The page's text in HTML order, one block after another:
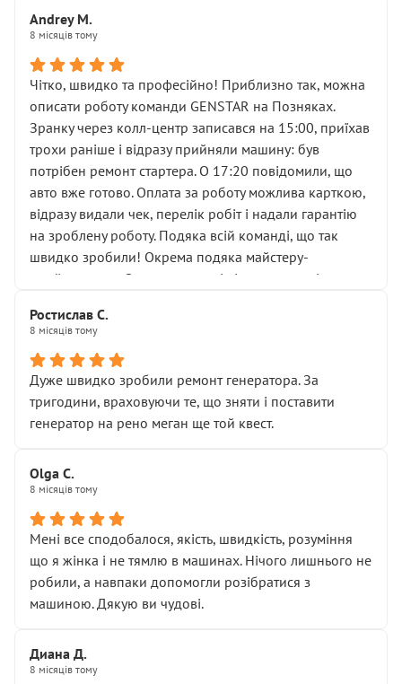
Для людини, яка хоча б трохи розуміється на техніці,
це звучить як мінімум непрофесійно, а як максимум —
спроба продати дорогий вузол замість елементарних
ущільнювачів.
Що прикро — це не перший мій візит. Раніше міняв у
вас стартер, і тоді сервіс наче справив хороше
враження. Але згодом знайшов декілька гайок під
лобовим склом. Мені пояснили, що це “старі гайки, які
відкручували”, і попросили не хвилюватися. ( надіюсь
новий власник, не застяг в полі))
Але після нинішнього візиту такі дрібниці вже не
здаються дрібницями.
Я — клієнт, який працює на довірі, і саме її цей сервіс
Хотілося б більше:
• належної уваги до авто
• прозорості в роботах і рахунках
• реальної діагностики, а не формального
“подивились і поїхав”
На жаль, складається враження, що сервіс працює не
Стосовно комунікації - все добре
Andrey M.
8 місяців тому
Чітко, швидко та професійно! Приблизно так, можна
описати роботу команди GENSTAR на Позняках.
Зранку через колл-центр записався на 15:00, приїхав
трохи раніше і відразу прийняли машину: був
потрібен ремонт стартера. О 17:20 повідомили, що
авто вже готово. Оплата за роботу можлива карткою,
відразу видали чек, перелік робіт і надали гарантію
на зроблену роботу. Подяка всій команді, що так
швидко зробили! Окрема подяка майстеру-
приймальнику Олександру: всі чітко та по суті.
звертатися до цього автосервісу.
Ростислав С.
8 місяців тому
Дуже швидко зробили ремонт генератора. За
тригодини, враховуючи те, що зняти і поставити
генератор на рено меган ще той квест.
Olga С.
8 місяців тому
Мені все сподобалося, якість, швидкість, розуміння
що я жінка і не тямлю в машинах. Нічого лишнього не
робили, а навпаки допомогли розібратися з
машиною. Дякую ви чудові.
Диана Д.
8 місяців тому